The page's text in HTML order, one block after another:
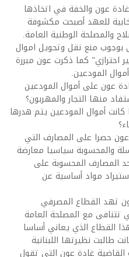
عون والخفة في اتخاذها
للعهد أصبحت مكشوفة
والمصلحة الوطنية العامة.
بوجوب منع نقل وتحويل اموال
احترازي” كما ذكرت عون مبررة
المودعين.
عون على أموال المودعين
منها التجار والمهربون؟
كانت أموال المودعين يتم هدرها
حصرا على المصارف التي
والمحسوبة سياسيا معارضة
المصارف المحسوبة على
مواد أساسية عن
تهد القطاع المصرفي
تتنافى مع المصلحة العامة
القطاع الذي يعاني أساسا
طالبت نظيرتها اللبنانية
غادة عون التي تقول